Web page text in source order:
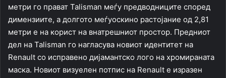
метри го прават Talisman меѓу предводниците според
димензиите, а долгото меѓуоскино растојание од 2,81
метри е на корист на внатрешниот простор. Предниот
дел на Talisman го нагласува новиот идентитет на
Renault со исправено дијамантско лого на хромираната
маска. Новиот визуелен потпис на Renault е изразен